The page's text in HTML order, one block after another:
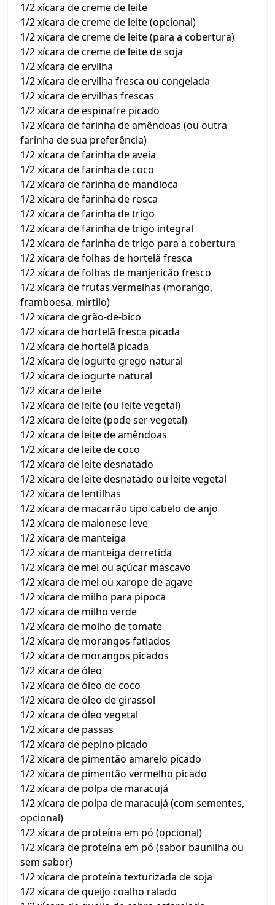
1/2 xícara de creme de leite
1/2 xícara de creme de leite (opcional)
1/2 xícara de creme de leite (para a cobertura)
1/2 xícara de creme de leite de soja
1/2 xícara de ervilha
1/2 xícara de ervilha fresca ou congelada
1/2 xícara de ervilhas frescas
1/2 xícara de espinafre picado
1/2 xícara de farinha de amêndoas (ou outra
farinha de sua preferência)
1/2 xícara de farinha de aveia
1/2 xícara de farinha de coco
1/2 xícara de farinha de mandioca
1/2 xícara de farinha de rosca
1/2 xícara de farinha de trigo
1/2 xícara de farinha de trigo integral
1/2 xícara de farinha de trigo para a cobertura
1/2 xícara de folhas de hortelã fresca
1/2 xícara de folhas de manjericão fresco
1/2 xícara de frutas vermelhas (morango,
framboesa, mirtilo)
1/2 xícara de grão-de-bico
1/2 xícara de hortelã fresca picada
1/2 xícara de hortelã picada
1/2 xícara de iogurte grego natural
1/2 xícara de iogurte natural
1/2 xícara de leite
1/2 xícara de leite (ou leite vegetal)
1/2 xícara de leite (pode ser vegetal)
1/2 xícara de leite de amêndoas
1/2 xícara de leite de coco
1/2 xícara de leite desnatado
1/2 xícara de leite desnatado ou leite vegetal
1/2 xícara de lentilhas
1/2 xícara de macarrão tipo cabelo de anjo
1/2 xícara de maionese leve
1/2 xícara de manteiga
1/2 xícara de manteiga derretida
1/2 xícara de mel ou açúcar mascavo
1/2 xícara de mel ou xarope de agave
1/2 xícara de milho para pipoca
1/2 xícara de milho verde
1/2 xícara de molho de tomate
1/2 xícara de morangos fatiados
1/2 xícara de morangos picados
1/2 xícara de óleo
1/2 xícara de óleo de coco
1/2 xícara de óleo de girassol
1/2 xícara de óleo vegetal
1/2 xícara de passas
1/2 xícara de pepino picado
1/2 xícara de pimentão amarelo picado
1/2 xícara de pimentão vermelho picado
1/2 xícara de polpa de maracujá
1/2 xícara de polpa de maracujá (com sementes,
opcional)
1/2 xícara de proteína em pó (opcional)
1/2 xícara de proteína em pó (sabor baunilha ou
sem sabor)
1/2 xícara de proteína texturizada de soja
1/2 xícara de queijo coalho ralado